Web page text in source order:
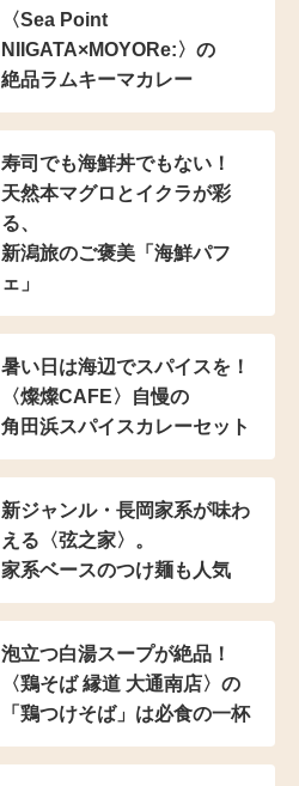
〈Sea Point
NIIGATA×MOYORe:〉の
絶品ラムキーマカレー
寿司でも海鮮丼でもない！
天然本マグロとイクラが彩
る、
新潟旅のご褒美「海鮮パフ
ェ」
暑い日は海辺でスパイスを！
〈燦燦CAFE〉自慢の
角田浜スパイスカレーセット
新ジャンル・長岡家系が味わ
える〈弦之家〉。
家系ベースのつけ麺も人気
泡立つ白湯スープが絶品！
〈鶏そば 縁道 大通南店〉の
「鶏つけそば」は必食の一杯